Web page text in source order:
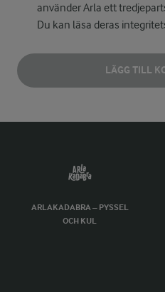
använder Arla ett
Du kan läsa deras
LÄGG TILL
ARLAKADABRA – PYSSEL
OCH KUL